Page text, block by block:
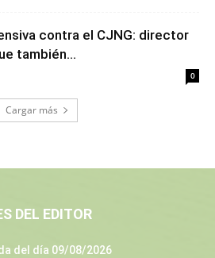
contra el CJNG: director
también...
0
Cargar más
DEL EDITOR
del día 09/08/2026